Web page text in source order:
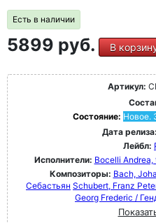
Есть в наличии
5899 руб. В
Артикул:
Состояние: Новое.
Дата релиза:
Лейбл:
Исполнители: Bocelli
Композиторы: Bach,
Себастьян Schubert, Franz
Georg Frederic /